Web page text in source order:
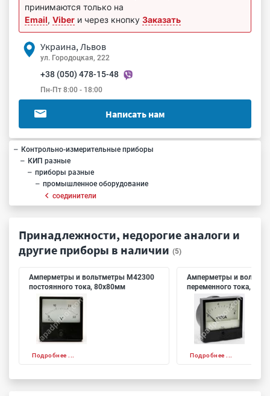
принимаются только на
Email, Viber и через кнопку Заказать
Украина, Львов
ул. Городоцкая, 222
+38 (050) 478-15-48
Пн-Пт 8:00 - 18:00
Написать нам
Контрольно-измерительные приборы
КИП разные
приборы разные
промышленное оборудование
соединители
Принадлежности, недорогие аналоги и
другие приборы в наличии (5)
Амперметры и вольтметры М42300
постоянного тока, 80х80мм
Подробнее ...
Амперметры и
переменного тока,
Подробнее ...